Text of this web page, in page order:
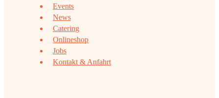
Events
News
Catering
Onlineshop
Jobs
Kontakt & Anfahrt